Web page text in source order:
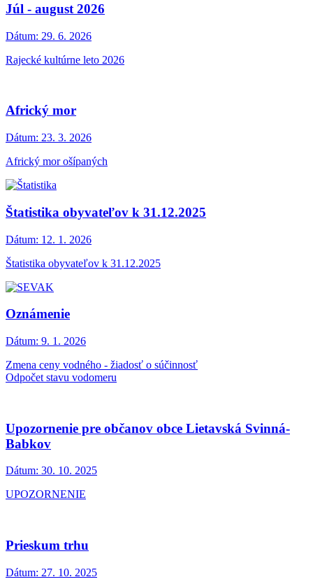
Júl - august 2026
Dátum: 29. 6. 2026
Rajecké kultúrne leto 2026
Africký mor
Dátum: 23. 3. 2026
Africký mor ošípaných
Štatistika obyvateľov k 31.12.2025
Dátum: 12. 1. 2026
Štatistika obyvateľov k 31.12.2025
Oznámenie
Dátum: 9. 1. 2026
Zmena ceny vodného - žiadosť o súčinnosť
Odpočet stavu vodomeru
Upozornenie pre občanov obce Lietavská Svinná-
Babkov
Dátum: 30. 10. 2025
UPOZORNENIE
Prieskum trhu
Dátum: 27. 10. 2025